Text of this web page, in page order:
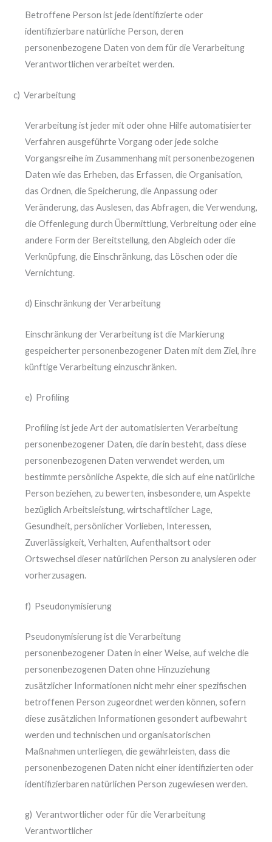
Betroffene Person ist jede identifizierte oder
identifizierbare natürliche Person, deren
personenbezogene Daten von dem für die Verarbeitung
Verantwortlichen verarbeitet werden.
c) Verarbeitung
Verarbeitung ist jeder mit oder ohne Hilfe automatisierter
Verfahren ausgeführte Vorgang oder jede solche
Vorgangsreihe im Zusammenhang mit personenbezogenen
Daten wie das Erheben, das Erfassen, die Organisation,
das Ordnen, die Speicherung, die Anpassung oder
Veränderung, das Auslesen, das Abfragen, die Verwendung,
die Offenlegung durch Übermittlung, Verbreitung oder eine
andere Form der Bereitstellung, den Abgleich oder die
Verknüpfung, die Einschränkung, das Löschen oder die
Vernichtung.
d) Einschränkung der Verarbeitung
Einschränkung der Verarbeitung ist die Markierung
gespeicherter personenbezogener Daten mit dem Ziel, ihre
künftige Verarbeitung einzuschränken.
e) Profiling
Profiling ist jede Art der automatisierten Verarbeitung
personenbezogener Daten, die darin besteht, dass diese
personenbezogenen Daten verwendet werden, um
bestimmte persönliche Aspekte, die sich auf eine natürliche
Person beziehen, zu bewerten, insbesondere, um Aspekte
bezüglich Arbeitsleistung, wirtschaftlicher Lage,
Gesundheit, persönlicher Vorlieben, Interessen,
Zuverlässigkeit, Verhalten, Aufenthaltsort oder
Ortswechsel dieser natürlichen Person zu analysieren oder
vorherzusagen.
f) Pseudonymisierung
Pseudonymisierung ist die Verarbeitung
personenbezogener Daten in einer Weise, auf welche die
personenbezogenen Daten ohne Hinzuziehung
zusätzlicher Informationen nicht mehr einer spezifischen
betroffenen Person zugeordnet werden können, sofern
diese zusätzlichen Informationen gesondert aufbewahrt
werden und technischen und organisatorischen
Maßnahmen unterliegen, die gewährleisten, dass die
personenbezogenen Daten nicht einer identifizierten oder
identifizierbaren natürlichen Person zugewiesen werden.
g) Verantwortlicher oder für die Verarbeitung
Verantwortlicher